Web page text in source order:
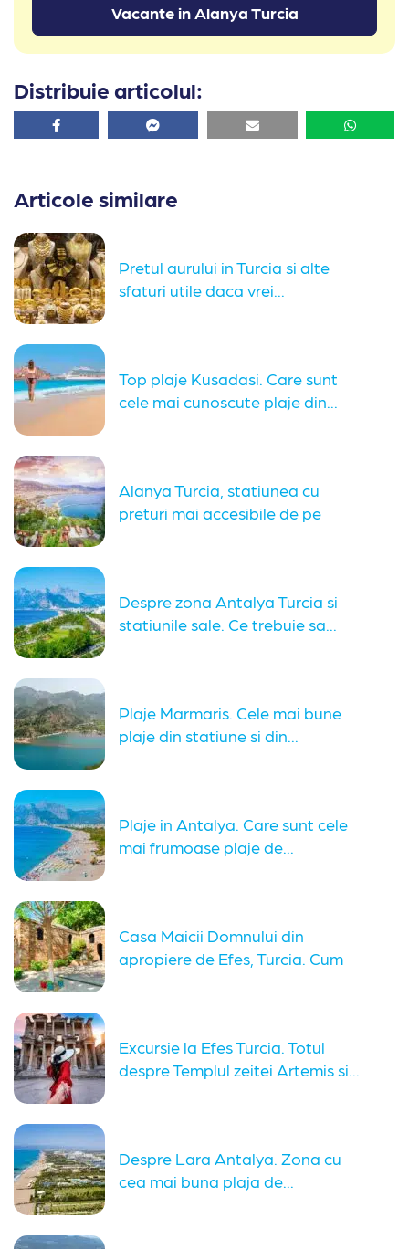
Vacante in Alanya Turcia
Distribuie articolul:
Facebook Facebook Email
Articole similare
Pretul aurului in Turcia si alte
sfaturi utile daca vrei...
Top plaje Kusadasi. Care sunt
cele mai cunoscute plaje din...
Alanya Turcia, statiunea cu
preturi mai accesibile de pe
Despre zona Antalya Turcia si
statiunile sale. Ce trebuie sa...
Plaje Marmaris. Cele mai bune
plaje din statiune si din...
Plaje in Antalya. Care sunt cele
mai frumoase plaje de...
Casa Maicii Domnului din
apropiere de Efes, Turcia. Cum
Excursie la Efes Turcia. Totul
despre Templul zeitei Artemis si...
Despre Lara Antalya. Zona cu
cea mai buna plaja de...